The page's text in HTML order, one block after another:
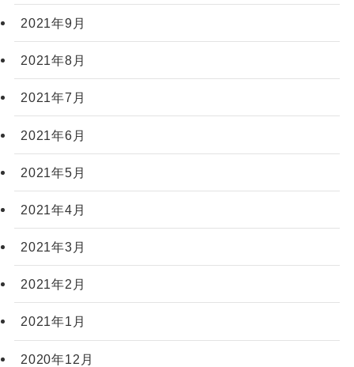
2021年9月
2021年8月
2021年7月
2021年6月
2021年5月
2021年4月
2021年3月
2021年2月
2021年1月
2020年12月